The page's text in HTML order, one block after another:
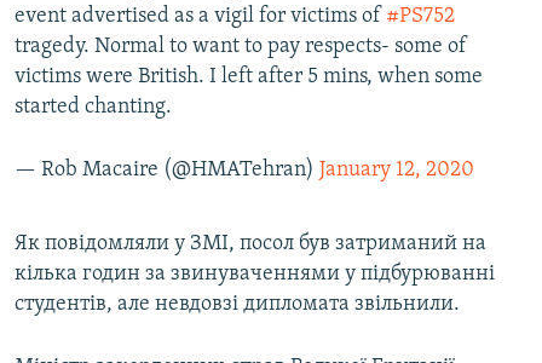
event advertised as a vigil for victims of #PS752
tragedy. Normal to want to pay respects- some of
victims were British. I left after 5 mins, when some
started chanting.
— Rob Macaire (@HMATehran) January 12, 2020
Як повідомляли у ЗМІ, посол був затриманий на
кілька годин за звинуваченнями у підбурюванні
студентів, але невдовзі дипломата звільнили.